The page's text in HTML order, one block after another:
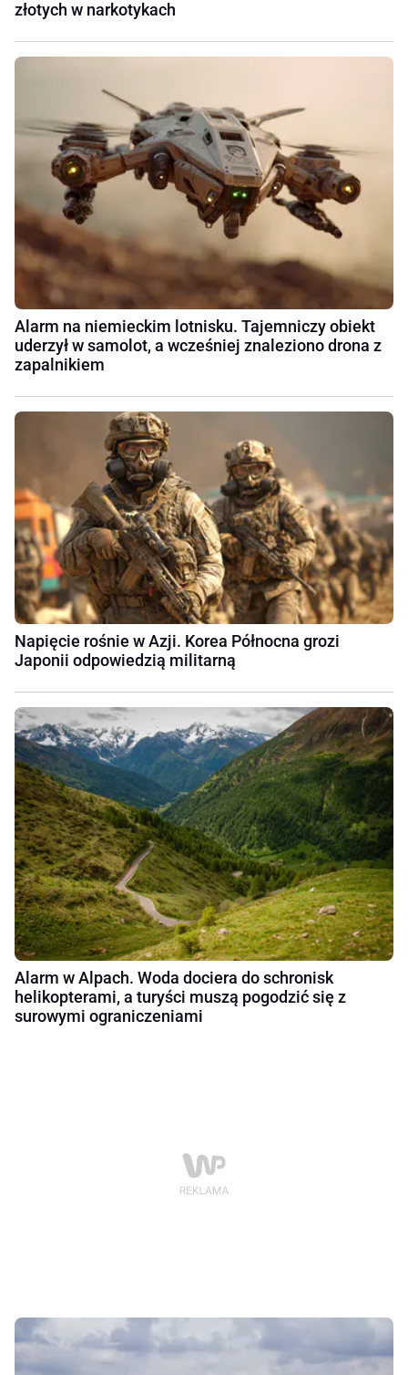
złotych w narkotykach
Alarm na niemieckim lotnisku. Tajemniczy obiekt
uderzył w samolot, a wcześniej znaleziono drona z
zapalnikiem
Napięcie rośnie w Azji. Korea Północna grozi
Japonii odpowiedzią militarną
Alarm w Alpach. Woda dociera do schronisk
helikopterami, a turyści muszą pogodzić się z
surowymi ograniczeniami